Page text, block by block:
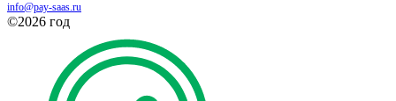
info@pay-saas.ru
©2026 год